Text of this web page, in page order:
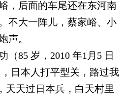
，后面的车尾还在东河南
不大一阵儿，蔡家峪、小
声。
85 岁，2010 年1月5 日
日本人打平型关，路过我
天天过日本兵，白天村里